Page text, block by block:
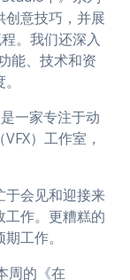
创意技巧，并展
。我们还深入
能、技术和资
一家专注于动
）工作室，
于会见和迎接来
工作。更糟糕的
工作。
周的《在